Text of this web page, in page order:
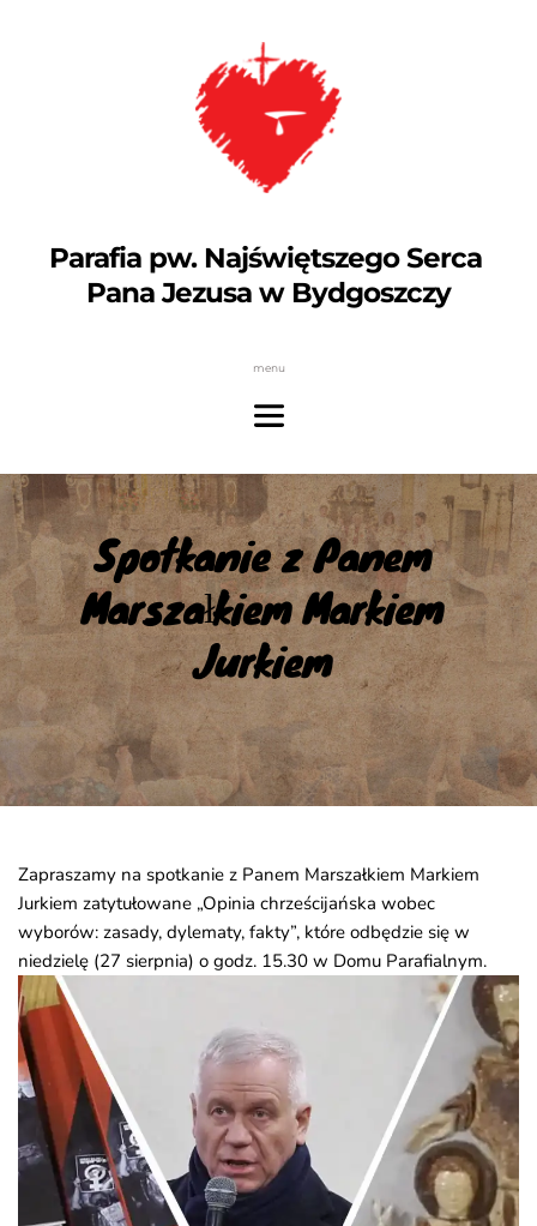
Parafia pw. Najświętszego Serca
Pana Jezusa w Bydgoszczy
menu
Spotkanie z Panem
Marszałkiem Markiem
Jurkiem
Zapraszamy na spotkanie z Panem Marszałkiem Markiem
Jurkiem zatytułowane „Opinia chrześcijańska wobec
wyborów: zasady, dylematy, fakty”, które odbędzie się w
niedzielę (27 sierpnia) o godz. 15.30 w Domu Parafialnym.